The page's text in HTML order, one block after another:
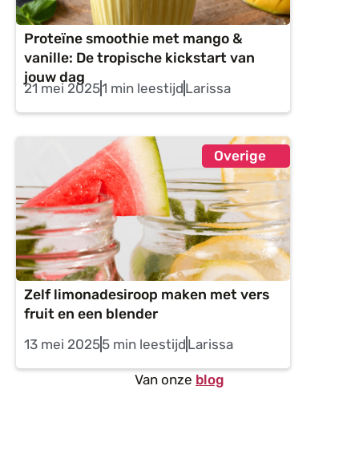
Proteïne smoothie met mango &
vanille: De tropische kickstart van
jouw dag
21 mei 20251 min leestijd Larissa
Overige
Zelf limonadesiroop maken met vers
fruit en een blender
13 mei 20255 min leestijd Larissa
Van onze blog